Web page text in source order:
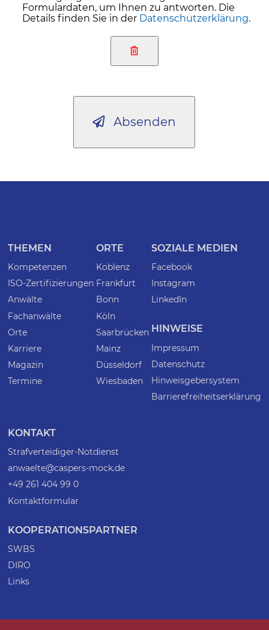
Formulardaten, um Ihnen zu antworten. Die
Details finden Sie in der Datenschutzerklärung.
Absenden
THEMEN
Kompetenzen
ISO-Zertifizierungen
Anwälte
Fachanwälte
Orte
Karriere
Magazin
Termine
ORTE
Koblenz
Frankfurt
Bonn
Köln
Saarbrücken
Mainz
Düsseldorf
Wiesbaden
SOZIALE MEDIEN
Facebook
Instagram
LinkedIn
HINWEISE
Impressum
Datenschutz
Hinweisgebersystem
Barrierefreiheitserklärung
KONTAKT
Strafverteidiger-Notdienst
anwaelte@caspers-mock.de
+49 261 404 99 0
Kontaktformular
KOOPERATIONSPARTNER
SWBS
DIRO
Links